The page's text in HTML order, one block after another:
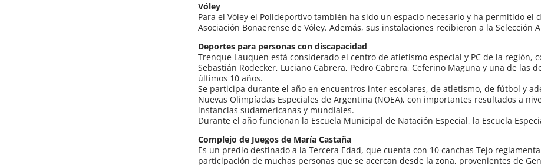
Vóley
Para el Vóley el Polideportivo también ha sido un espacio necesario y ha permitido el
Asociación Bonaerense de Vóley. Además, sus instalaciones recibieron a la
Deportes para personas con discapacidad
Trenque Lauquen está considerado el centro de atletismo especial y PC de la
Sebastián Rodecker, Luciano Cabrera, Pedro Cabrera, Ceferino Maguna y una de las
últimos 10 años.
Se participa durante el año en encuentros inter escolares, de atletismo, de fútbol y
Nuevas Olimpíadas Especiales de Argentina (NOEA), con importantes resultados a
instancias sudamericanas y mundiales.
Durante el año funcionan la Escuela Municipal de Natación Especial, la Escuela
Complejo de Juegos de María Castaña
Es un predio destinado a la Tercera Edad, que cuenta con 10 canchas Tejo
participación de muchas personas que se acercan desde la zona, provenientes de